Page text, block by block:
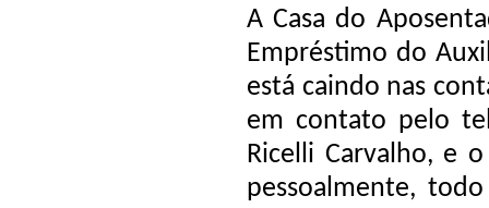
A Casa do
Empréstimo do
está caindo nas
em contato pelo
Ricelli Carvalho, e
pessoalmente,